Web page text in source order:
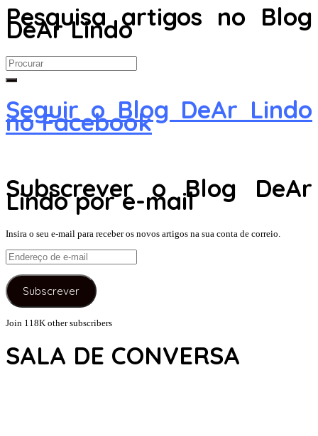
Pesquisa artigos no Blog
DeAr Lindo
Search
for:
Seguir o Blog DeAr Lindo
no Facebook
Subscrever o Blog DeAr
Lindo por e-mail
Insira o seu e-mail para receber os novos artigos na sua conta de correio.
Endereço
de
e-
mail
Subscrever
Join 118K other subscribers
SALA DE CONVERSA